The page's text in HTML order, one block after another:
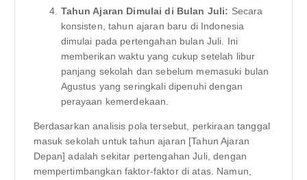
Tahun Ajaran Dimulai di Bulan Juli: Secara
konsisten, tahun ajaran baru di Indonesia
dimulai pada pertengahan bulan Juli. Ini
memberikan waktu yang cukup setelah libur
panjang sekolah dan sebelum memasuki bulan
Agustus yang seringkali dipenuhi dengan
perayaan kemerdekaan.
Berdasarkan analisis pola tersebut, perkiraan tanggal
masuk sekolah untuk tahun ajaran [Tahun Ajaran
Depan] adalah sekitar pertengahan Juli, dengan
mempertimbangkan faktor-faktor di atas. Namun,